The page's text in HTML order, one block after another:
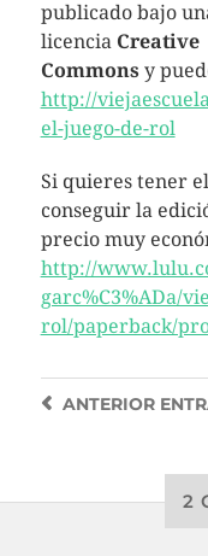
publicado bajo
licencia Creative
Commonsy
http://
el-juego-de-rol
Si quieres tener
conseguir la
precio muy
http://
garc%C3%ADa/
rol/paperback/
ANTERIOR
2